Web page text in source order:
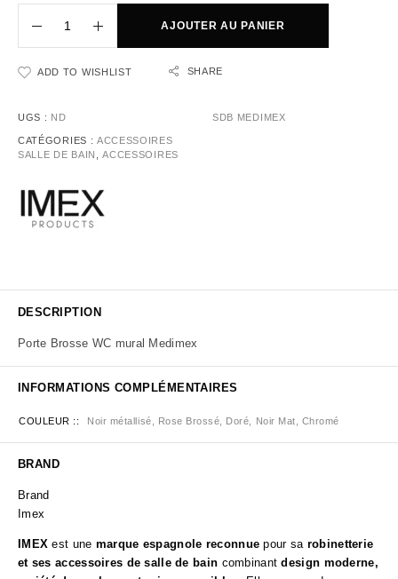
AJOUTER AU PANIER
ADD TO WISHLIST SHARE
UGS : ND
CATÉGORIES : ACCESSOIRES
SALLE DE BAIN
,ACCESSOIRES
SDB MEDIMEX
DESCRIPTION
Porte Brosse WC mural Medimex
INFORMATIONS COMPLÉMENTAIRES
COULEUR : Noir métallisé, Rose Brossé, Doré, Noir Mat, Chromé
BRAND
Brand
Imex
IMEX est une marque espagnole reconnue pour sa robinetterie
et ses accessoires de salle de bain combinantdesign moderne,